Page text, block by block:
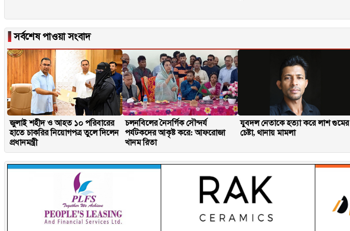
▐সর্বশেষ পাওয়া সংবাদ
জুলাই শহীদ ও আহত ১০ পরিবারের
হাতে চাকরির নিয়োগপত্র তুলে দিলেন
প্রধানমন্ত্রী
চলনবিলের নৈসর্গিক সৌন্দর্য
পর্যটকদের আকৃষ্ট করে: আফরোজা
খানম রিতা
যুবদল নেতাকে হত্যা করে লাশ গুমের
চেষ্টা, থানায় মামলা